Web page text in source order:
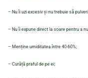
– Nu îi uzi excesiv și nu trebuie să
– Nu îi expune direct la soare pentru a
– Menține umiditatea între 40-60%;
– Curăță praful de pe ei;